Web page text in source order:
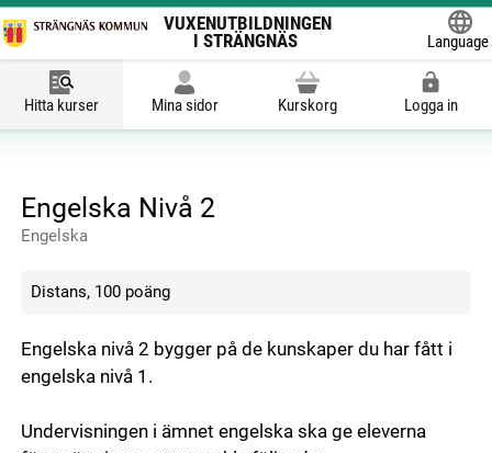
VUXENUTBILDNINGEN
I STRÄNGNÄS
Language
Hitta kurser Mina sidor Kurskorg Logga in
Engelska Nivå 2
Engelska
Distans, 100 poäng
Engelska nivå 2 bygger på de kunskaper du har fått i
engelska nivå 1.
Undervisningen i ämnet engelska ska ge eleverna